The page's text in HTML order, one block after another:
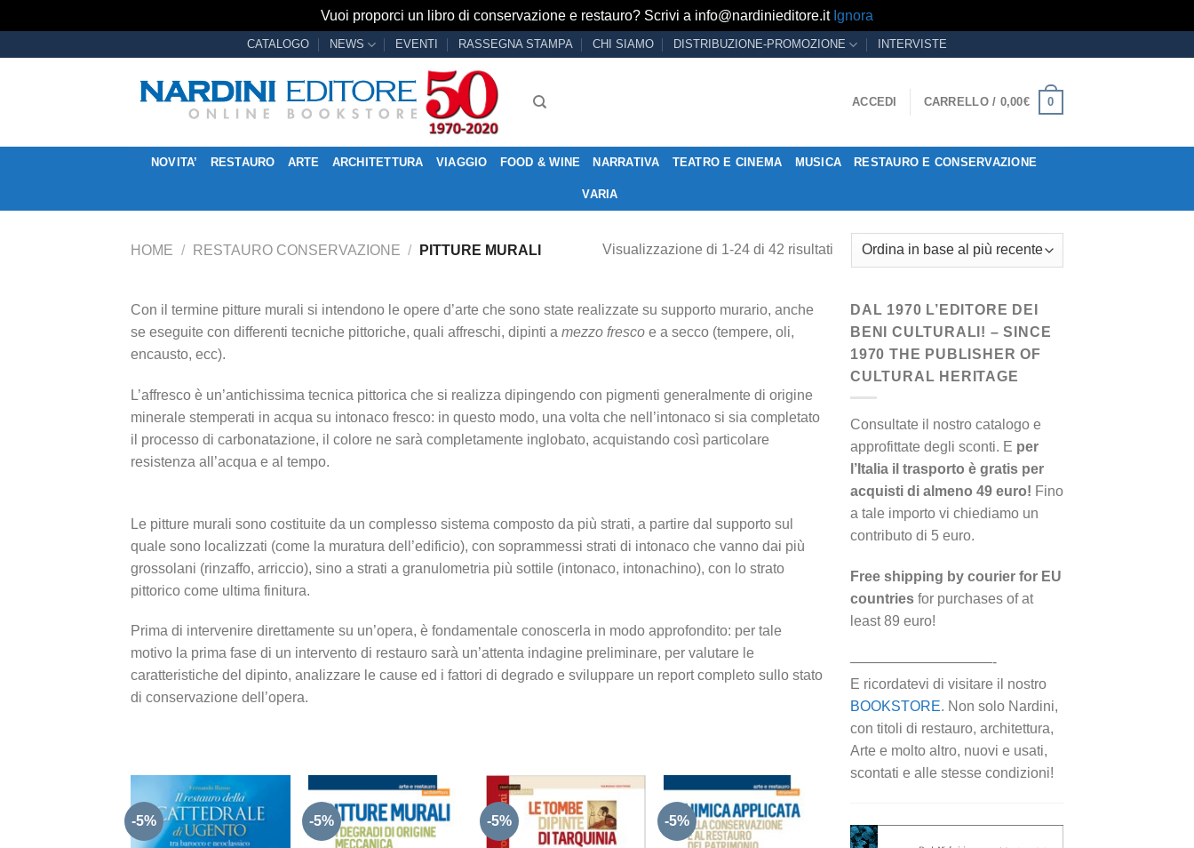
Vuoi proporci un libro di conservazione e restauro? Scrivi a info@nardinieditore.it Ignora
CATALOGO NEWS EVENTI RASSEGNA STAMPA CHI SIAMO DISTRIBUZIONE-PROMOZIONE INTERVISTE
ACCEDI CARRELLO / 0,00€ 0
NOVITA’ RESTAURO ARTE ARCHITETTURA VIAGGIO FOOD & WINE NARRATIVA TEATRO E CINEMA MUSICA RESTAURO E CONSERVAZIONE
VARIA
HOME / RESTAURO CONSERVAZIONE / PITTURE MURALI Visualizzazione di 1-24 di 42 risultati
Con il termine pitture murali si intendono le opere d’arte che sono state realizzate su supporto murario, anche
se eseguite con differenti tecniche pittoriche, quali affreschi, dipinti a mezzo fresco e a secco (tempere, oli,
encausto, ecc).
L’affresco è un’antichissima tecnica pittorica che si realizza dipingendo con pigmenti generalmente di origine
minerale stemperati in acqua su intonaco fresco: in questo modo, una volta che nell’intonaco si sia completato
il processo di carbonatazione, il colore ne sarà completamente inglobato, acquistando così particolare
resistenza all’acqua e al tempo.
Le pitture murali sono costituite da un complesso sistema composto da più strati, a partire dal supporto sul
quale sono localizzati (come la muratura dell’edificio), con soprammessi strati di intonaco che vanno dai più
grossolani (rinzaffo, arriccio), sino a strati a granulometria più sottile (intonaco, intonachino), con lo strato
pittorico come ultima finitura.
Prima di intervenire direttamente su un’opera, è fondamentale conoscerla in modo approfondito: per tale
motivo la prima fase di un intervento di restauro sarà un’attenta indagine preliminare, per valutare le
caratteristiche del dipinto, analizzare le cause ed i fattori di degrado e sviluppare un report completo sullo stato
di conservazione dell’opera.
-5% -5% -5% -5%
DAL 1970 L’EDITORE DEI
BENI CULTURALI! – SINCE
1970 THE PUBLISHER OF
CULTURAL HERITAGE
Consultate il nostro catalogo e
approfittate degli sconti. E per
l’Italia il trasporto è gratis per
acquisti di almeno 49 euro! Fino
a tale importo vi chiediamo un
contributo di 5 euro.
Free shipping by courier for EU
countries for purchases of at
least 89 euro!
——————————-
E ricordatevi di visitare il nostro
BOOKSTORE. Non solo Nardini,
con titoli di restauro, architettura,
Arte e molto altro, nuovi e usati,
scontati e alle stesse condizioni!